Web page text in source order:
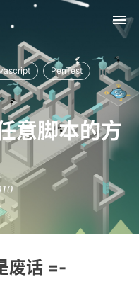
PenTest
意脚本的方
废话 =-